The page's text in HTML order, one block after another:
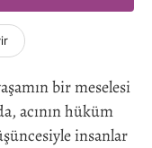
bir meselesi
acının hüküm
insanlar